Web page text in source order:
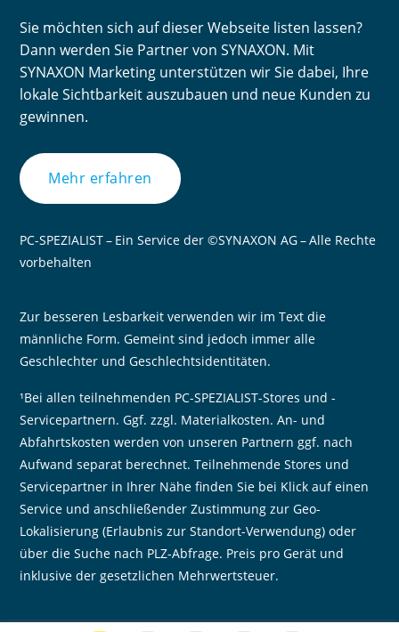
Sie möchten sich auf dieser Webseite listen lassen?
Dann werden Sie Partner von SYNAXON. Mit
SYNAXON Marketing unterstützen wir Sie dabei, Ihre
lokale Sichtbarkeit auszubauen und neue Kunden zu
gewinnen.
Mehr erfahren
PC-SPEZIALIST – Ein Service der ©SYNAXON AG – Alle Rechte
vorbehalten
Zur besseren Lesbarkeit verwenden wir im Text die
männliche Form. Gemeint sind jedoch immer alle
Geschlechter und Geschlechtsidentitäten.
¹Bei allen teilnehmenden PC-SPEZIALIST-Stores und -
Servicepartnern. Ggf. zzgl. Materialkosten. An- und
Abfahrtskosten werden von unseren Partnern ggf. nach
Aufwand separat berechnet. Teilnehmende Stores und
Servicepartner in Ihrer Nähe finden Sie bei Klick auf einen
Service und anschließender Zustimmung zur Geo-
Lokalisierung (Erlaubnis zur Standort-Verwendung) oder
über die Suche nach PLZ-Abfrage. Preis pro Gerät und
inklusive der gesetzlichen Mehrwertsteuer.